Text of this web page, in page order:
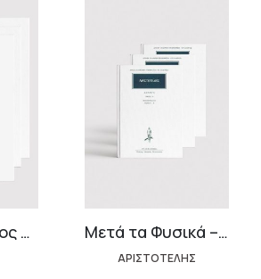
Σειρά Πλάτωνος Θεολογία (6 τόμοι) Μετά τα Φυσικά – Σειρά (3 τόμοι)
ΑΡΙΣΤΟΤΕΛΗΣ